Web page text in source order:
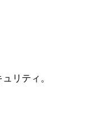
リティ。